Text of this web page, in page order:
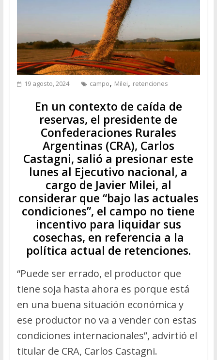
19 agosto, 2024 campo, Milei, retenciones
En un contexto de caída de
reservas, el presidente de
Confederaciones Rurales
Argentinas (CRA), Carlos
Castagni, salió a presionar este
lunes al Ejecutivo nacional, a
cargo de Javier Milei, al
considerar que “bajo las actuales
condiciones”, el campo no tiene
incentivo para liquidar sus
cosechas, en referencia a la
política actual de retenciones.
“Puede ser errado, el productor que
tiene soja hasta ahora es porque está
en una buena situación económica y
ese productor no va a vender con estas
condiciones internacionales”, advirtió el
titular de CRA, Carlos Castagni.